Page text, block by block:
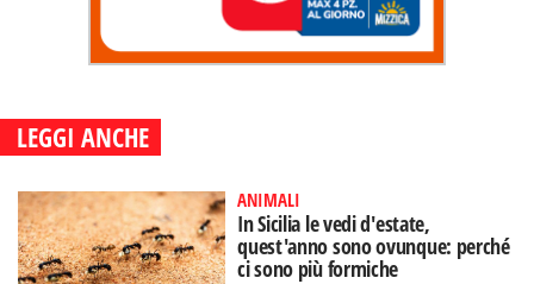
LEGGI ANCHE
ANIMALI
In Sicilia le vedi d'estate,
quest'anno sono ovunque: perché
ci sono più formiche